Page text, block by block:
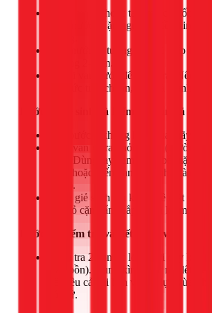
Dùng tua vít hoặc tay vặn con ốc
phao nước. Vặn ngược chiều kim
Mực nước lý tưởng là phải thấp hơn
khoảng 2-3cm.
Mở lại van nước để kiểm tra. Nếu
đạt mức tiêu chuẩn, bạn đã thành
Bước 3: Vệ sinh và kiểm tra van xả
Nếu bước 2 không hiệu quả, hãy
Tháo van xả ra khỏi ngàm (thường
tràn). Dùng tay cảm nhận bề mặt
cứng hoặc biến dạng, tốt nhất là nên
rất rẻ).
Dùng giẻ sạch lau kỹ cả bề mặt van
loại bỏ cặn bẩn. Lắp lại và kiểm tra.
Bước 4: Kiểm tra và siết lại ốc vít
Kiểm tra 2 con ốc lớn dưới đáy két
thân bồn). Dùng kìm hoặc mỏ lết
siết đều cả hai bên và với lực vừa
nứt sứ.